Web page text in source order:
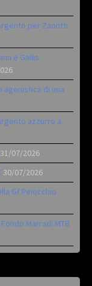
per Zanotti
e Gallis.
agonistica di una
azzurro a
31/07/2026
30/07/2026
Gf Pinocchio
Marradi MTB